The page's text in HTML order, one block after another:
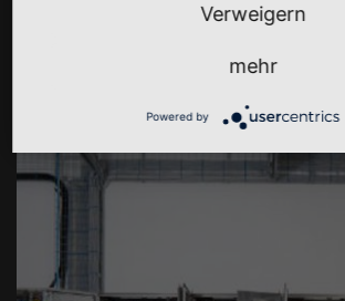
Am Neuhof 3, 23558 Lübeck
info@confurius-schaltanlagen.de
Verweigern
mehr
Powered by